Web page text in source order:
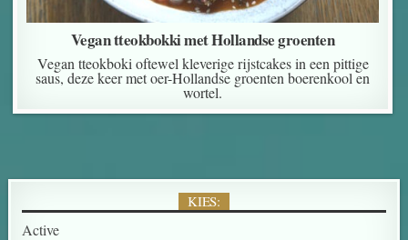
Vegan tteokbokki met Hollandse groenten
Vegan tteokboki oftewel kleverige rijstcakes in een pittige
saus, deze keer met oer-Hollandse groenten boerenkool en
wortel.
KIES:
Active